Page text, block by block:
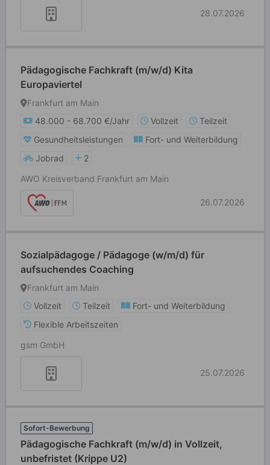
28.07.2026
Pädagogische Fachkraft (m/w/d) Kita
Europaviertel
Frankfurt am Main
48.000 - 68.700 €/Jahr
Vollzeit
Teilzeit
Gesundheitsleistungen
Fort- und Weiterbildung
Jobrad
2
AWO Kreisverband Frankfurt am Main
26.07.2026
Sozialpädagoge / Pädagoge (w/m/d) für
aufsuchendes Coaching
Frankfurt am Main
Vollzeit
Teilzeit
Fort- und Weiterbildung
Flexible Arbeitszeiten
gsm GmbH
25.07.2026
Sofort-Bewerbung
Pädagogische Fachkraft (m/w/d) in Vollzeit,
unbefristet (Krippe U2)